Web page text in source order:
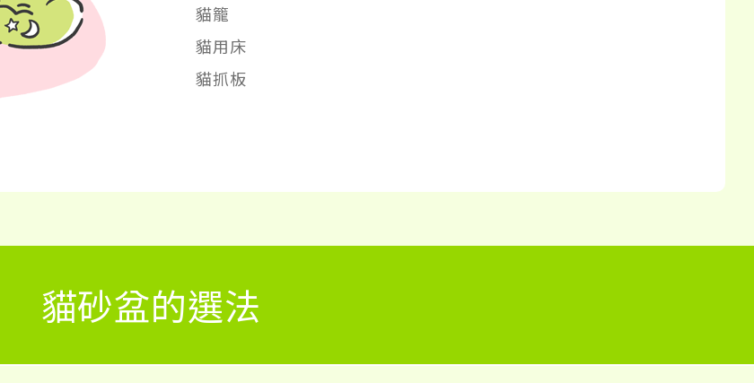
貓籠
貓用床
貓抓板
貓砂盆的選法